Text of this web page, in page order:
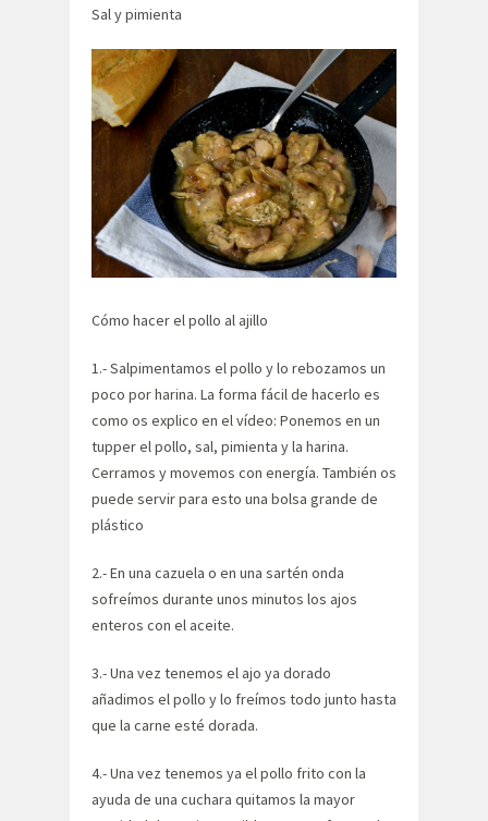
Sal y pimienta
Cómo hacer el pollo al ajillo
1.- Salpimentamos el pollo y lo rebozamos un
poco por harina. La forma fácil de hacerlo es
como os explico en el vídeo: Ponemos en un
tupper el pollo, sal, pimienta y la harina.
Cerramos y movemos con energía. También os
puede servir para esto una bolsa grande de
plástico
2.- En una cazuela o en una sartén onda
sofreímos durante unos minutos los ajos
enteros con el aceite.
3.- Una vez tenemos el ajo ya dorado
añadimos el pollo y lo freímos todo junto hasta
que la carne esté dorada.
4.- Una vez tenemos ya el pollo frito con la
ayuda de una cuchara quitamos la mayor